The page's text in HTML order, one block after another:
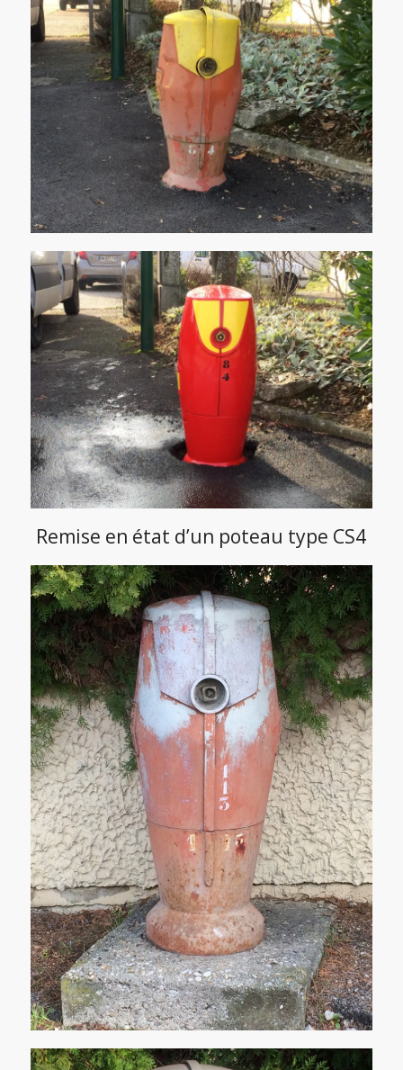
Remise en état d’un poteau type CS4